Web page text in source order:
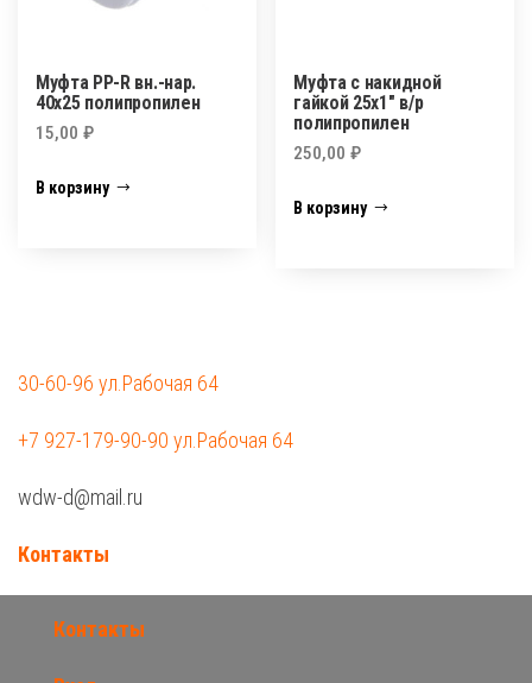
Муфта PP-R вн.-нар.
40х25 полипропилен
15,00 ₽
В корзину
Муфта с накидной
гайкой 25х1″ в/р
полипропилен
250,00₽
В корзину
30-60-96 ул.Рабочая 64
+7 927-179-90-90 ул.Рабочая 64
wdw-d@mail.ru
Контакты
Контакты